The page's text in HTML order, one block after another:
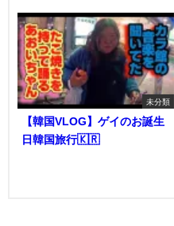
未分類
【韓国VLOG】ゲイのお誕生
日韓国旅行🇰🇷